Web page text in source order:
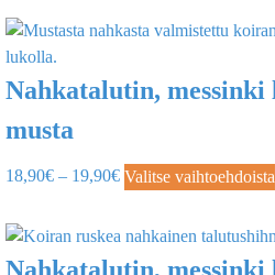
Nahkatalutin, messinki
musta
18,90€ – 19,90€ Valitse vaihtoehdoista